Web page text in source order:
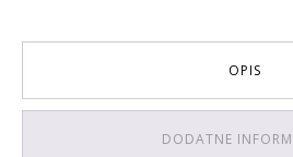
OPIS
DODATNE